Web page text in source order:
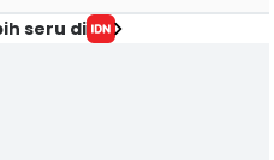
seru di